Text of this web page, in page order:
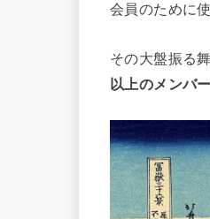
会員のために
その大盤振る
以上のメンバ